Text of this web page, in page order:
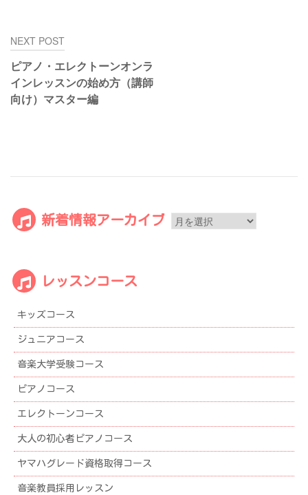
投
稿
ナ
ビ
ゲ
NEXT POST
ピアノ・エレクトーンオンラ
インレッスンの始め方（講師
向け）マスター編
新着情報アーカイブ
新
ブ
レッスンコース
キッズコース
ジュニアコース
音楽大学受験コース
ピアノコース
エレクトーンコース
大人の初心者ピアノコース
ヤマハグレード資格取得コース
音楽教員採用レッスン